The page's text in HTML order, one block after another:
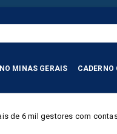
MINAS GERAIS CADERNO
contas irregulares